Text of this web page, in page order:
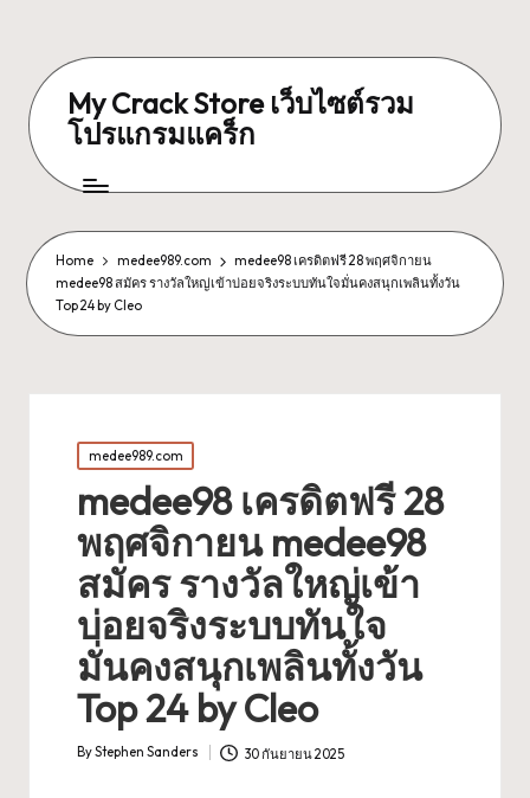
My Crack Store เว็บไซต์รวม
โปรแกรมแคร็ก
Home medee989.com
medee98 เครดิตฟรี 28 พฤศจิกายน
medee98 สมัคร รางวัลใหญ่เข้าบ่อยจริงระบบทันใจมั่นคงสนุกเพลินทั้งวัน
Top 24 by Cleo
Posted
in
medee989.com
medee98 เครดิตฟรี 28
พฤศจิกายน medee98
สมัคร รางวัลใหญ่เข้า
บ่อยจริงระบบทันใจ
มั่นคงสนุกเพลินทั้งวัน
Top 24 by Cleo
Posted
ByStephen Sanders 30 กันยายน 2025